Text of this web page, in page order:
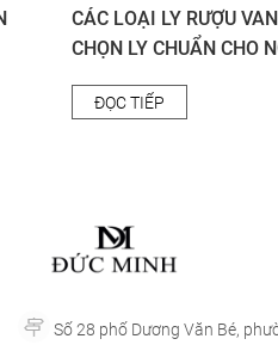
CÁC LOẠI LY RƯỢU
CHỌN LY CHUẨN CHO
ĐỌC TIẾP
Số 28 phố Dương Văn Bé,